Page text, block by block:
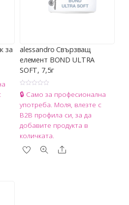
за
alessandro Свързващ
елемент BOND ULTRA
SOFT, 7,5г
О
ц
н
е
н
с
0
о
🔒 Само за професионална
употреба. Моля, влезте с
B2B профила си, за да
добавите продукта в
количката.
Share